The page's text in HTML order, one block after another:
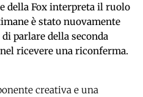
della Fox interpreta il ruolo
è stato nuovamente
parlare della seconda
ricevere una riconferma.
creativa e una